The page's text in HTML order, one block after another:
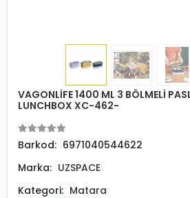
VAGONLİFE 1400 ML 3 BÖLMELİ
LUNCHBOX XC-462-
Barkod: 6971040544622
Marka: UZSPACE
Kategori: Matara